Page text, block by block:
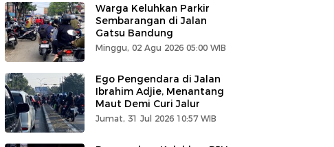
Warga Keluhkan Parkir
Sembarangan di Jalan
Gatsu Bandung
Minggu, 02 Agu 2026 05:00 WIB
Ego Pengendara di Jalan
Ibrahim Adjie, Menantang
Maut Demi Curi Jalur
Jumat, 31 Jul 2026 10:57 WIB